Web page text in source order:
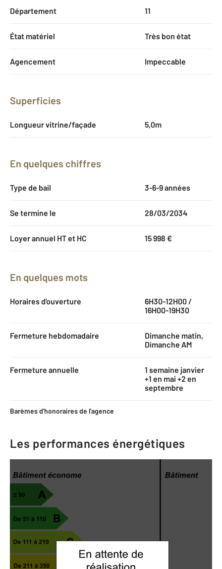
Département 11
État matériel Très bon état
Agencement Impeccable
Superficies
Longueur vitrine/façade 5,0m
En quelques chiffres
Type de bail 3-6-9 années
Se termine le 28/03/2034
Loyer annuel HT et HC 15 998 €
En quelques mots
Horaires d'ouverture
6H30-12H00 /
16H00-19H30
Fermeture hebdomadaire
Dimanche matin,
Dimanche AM
Fermeture annuelle
1 semaine janvier
+1 en mai +2 en
septembre
Barèmes d'honoraires de l'agence
Les performances énergétiques